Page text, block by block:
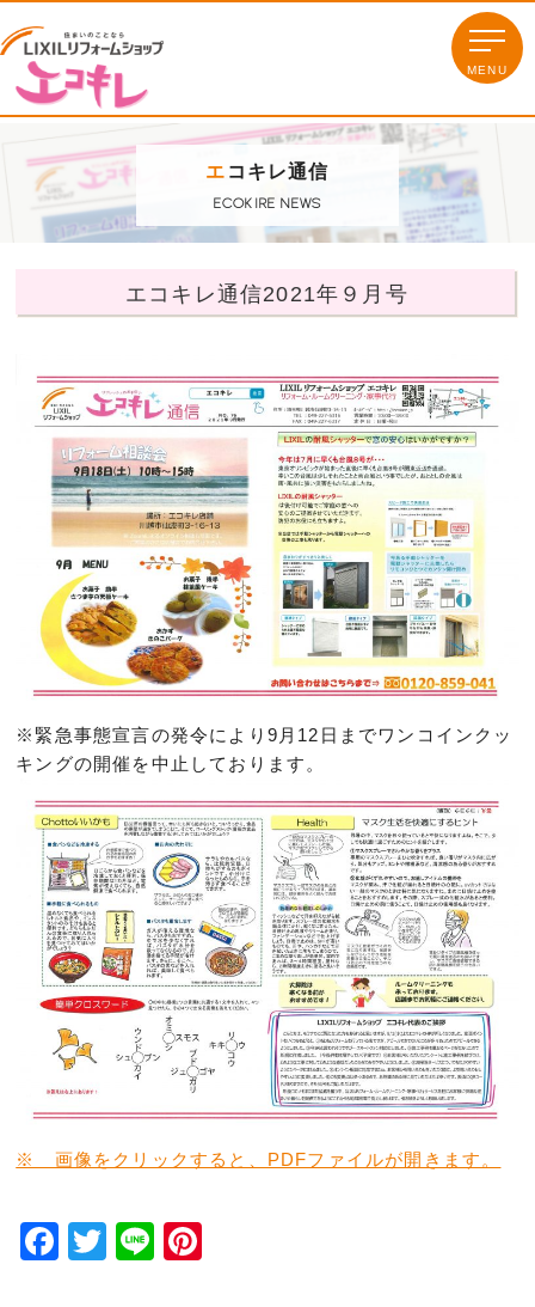
エ コキレ通信
ECOKIRE NEWS
エコキレ通信2021年９月号
※緊急事態宣言の発令により9月12日までワンコインクッ
キングの開催を中止しております。
※ 画像をクリックすると、PDFファイルが開きます。
Facebook
Twitter
Line